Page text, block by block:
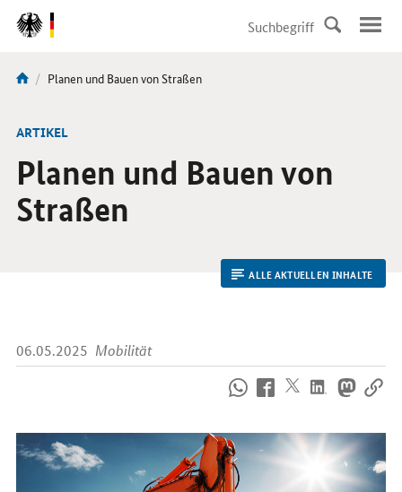
DirektZu:
Navigation
Sie
hier:
Aktuelle
Planen und Bauen von Straßen
ARTIKEL
Planen und Bauen von
Straßen
ALLE AKTUELLEN INHALTE
06.05.2025 Mobilität
uns
im
Internet